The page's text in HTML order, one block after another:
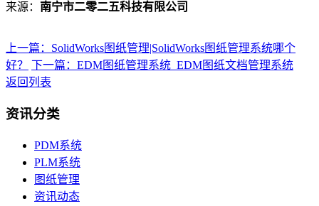
来源： 南宁市二零二五科技有限公司
上一篇：SolidWorks图纸管理|SolidWorks图纸管理系统哪个
好？
下一篇：EDM图纸管理系统_EDM图纸文档管理系统
返回列表
资讯分类
PDM系统
PLM系统
图纸管理
资讯动态